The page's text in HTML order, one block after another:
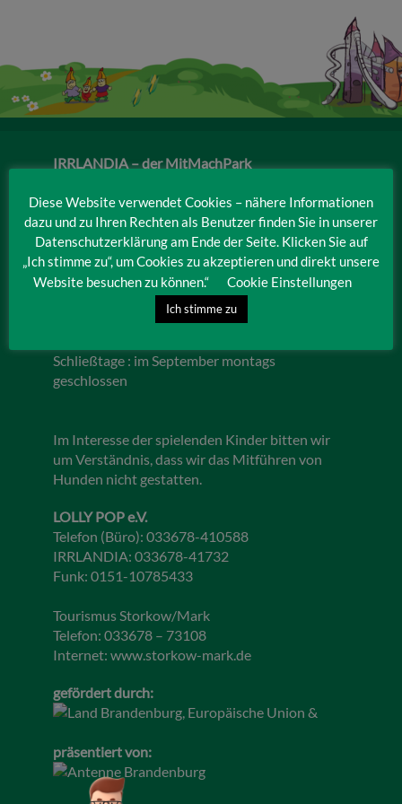
Baumpaten
Kontakt
IRRLANDIA – der MitMachPark
15859 Storkow (Mark)
Öffnungszeiten 2026
9. Mai – 4. Oktober geöffnet von 10.00 – 18.00
Schließtage : im September montags
geschlossen
Im Interesse der spielenden Kinder bitten wir
um Verständnis, dass wir das Mitführen von
Hunden nicht gestatten.
LOLLY POP e.V.
Telefon (Büro): 033678-410588
IRRLANDIA: 033678-41732
Funk: 0151-10785433
Tourismus Storkow/Mark
Telefon: 033678 – 73108
Internet: www.storkow-mark.de
gefördert durch:
präsentiert von:
Diese Website verwendet Cookies – nähere Informationen
dazu und zu Ihren Rechten als Benutzer finden Sie in unserer
Datenschutzerklärung am Ende der Seite. Klicken Sie auf
„Ich stimme zu“, um Cookies zu akzeptieren und direkt unsere
Website besuchen zu können.“
Cookie Einstellungen
Ich stimme zu